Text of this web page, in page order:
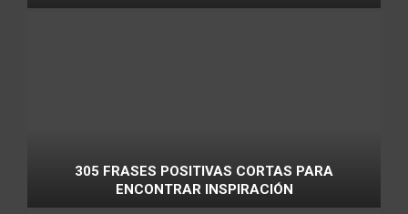
305 FRASES POSITIVAS CORTAS PARA
ENCONTRAR INSPIRACIÓN